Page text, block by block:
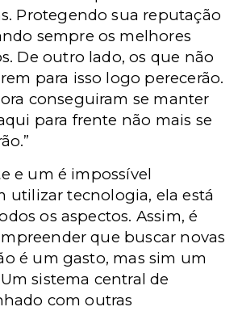
Protegendo sua reputação
sempre os melhores
De outro lado, os que não
para isso logo perecerão.
conseguiram se manter
para frente não mais se
e um é impossível
utilizar tecnologia, ela está
os aspectos. Assim, é
que buscar novas
é um gasto, mas sim um
sistema central de
com outras